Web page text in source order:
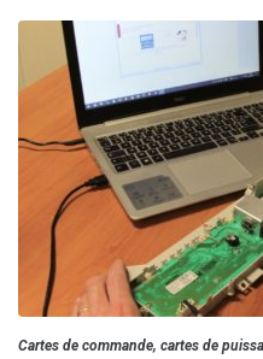
Cartes de commande, cartes de